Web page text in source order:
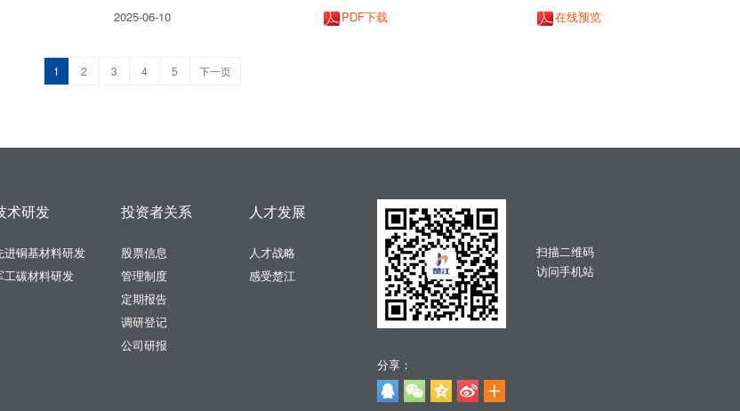
2025-06-10 PDF下载 在线预览
1 2 3 4 5 下一页
术研发
进铜基材料研发
工碳材料研发
投资者关系
股票信息
管理制度
定期报告
调研登记
公司研报
人才发展
人才战略
感受楚江
扫描二维码
访问手机站
分享：